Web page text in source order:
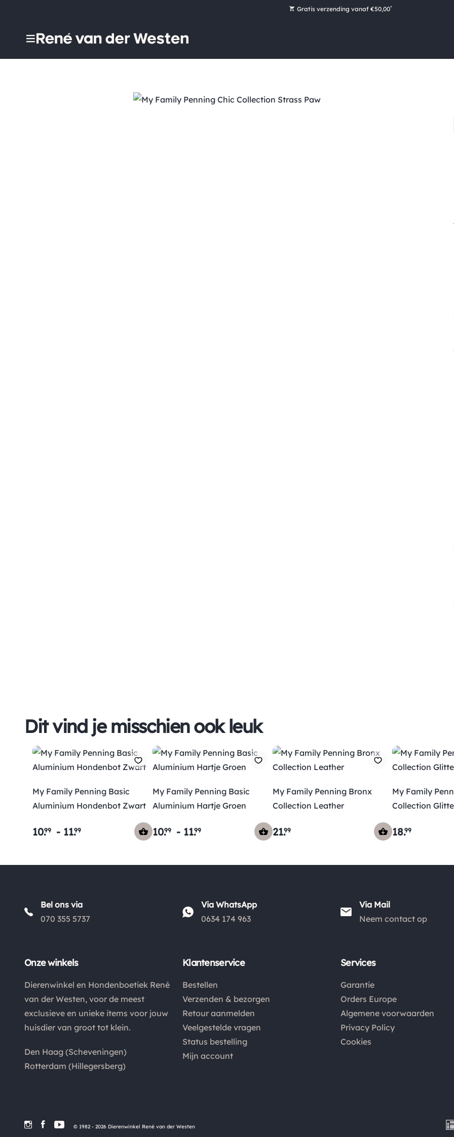
Gratis verzending vanaf €50,00*
Dit vind je misschien ook leuk
My Family Penning Basic
Aluminium Hondenbot Zwart
10.99 - 11.99
My Family Penning Basic
Aluminium Hartje Groen
10.99 - 11.99
My Family Penning Bronx
Collection Leather
21.99
My Family
Collection
18.99
Bel ons via
070 355 5737
Via WhatsApp
0634 174 963
Via Mail
Neem contact op
Onze winkels
Dierenwinkel en Hondenboetiek René
van der Westen, voor de meest
exclusieve en unieke items voor jouw
huisdier van groot tot klein.
Den Haag (Scheveningen)
Rotterdam (Hillegersberg)
Klantenservice
Bestellen
Verzenden & bezorgen
Retour aanmelden
Veelgestelde vragen
Status bestelling
Mijn account
Services
Garantie
Orders Europe
Algemene voorwaarden
Privacy Policy
Cookies
© 1982 - 2026 Dierenwinkel René van der Westen